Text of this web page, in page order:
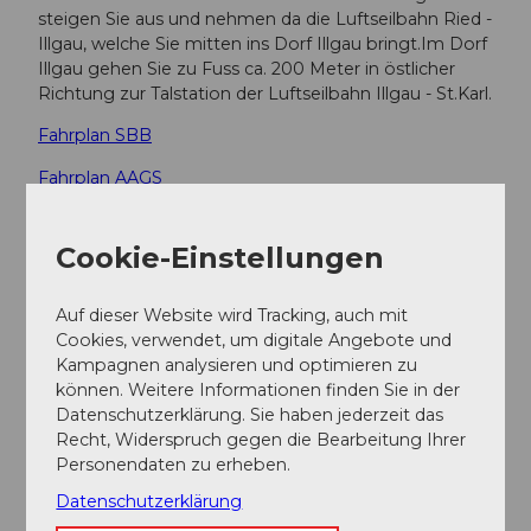
steigen Sie aus und nehmen da die Luftseilbahn Ried -
Illgau, welche Sie mitten ins Dorf Illgau bringt.Im Dorf
Illgau gehen Sie zu Fuss ca. 200 Meter in östlicher
Richtung zur Talstation der Luftseilbahn Illgau - St.Karl.
Fahrplan SBB
Fahrplan AAGS
Weitere Infos / Links
Mehr zu der Schlittelpiste hier
Autor:in
Stoos-Muotatal Tourismus
Organisation
Stoos-Muotatal Tourismus
Cookie-Einstellungen
Auf dieser Website wird Tracking, auch mit
Cookies, verwendet, um digitale Angebote und
Kampagnen analysieren und optimieren zu
können. Weitere Informationen finden Sie in der
Datenschutzerklärung. Sie haben jederzeit das
Recht, Widerspruch gegen die Bearbeitung Ihrer
Personendaten zu erheben.
Datenschutzerklärung